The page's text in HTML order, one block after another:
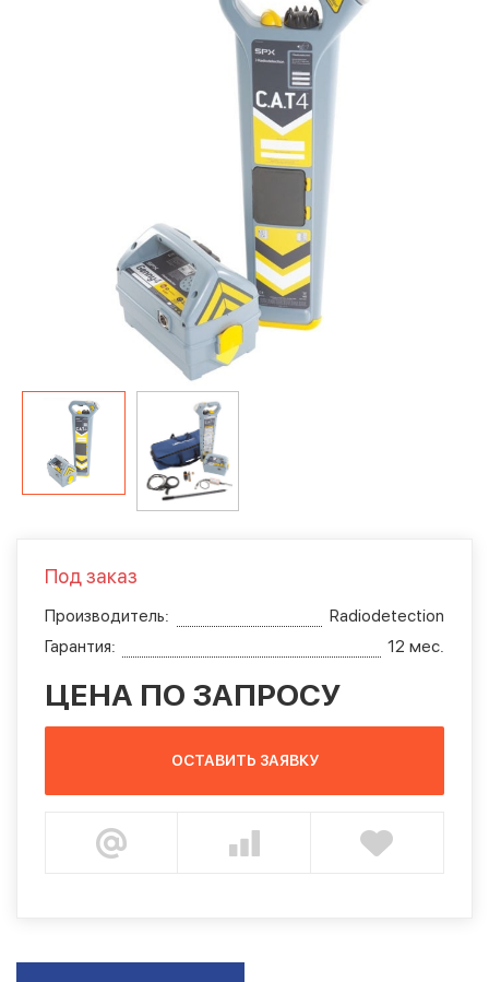
Под заказ
Производитель:
Radiodetection
Гарантия:
12 мес.
ЦЕНА ПО ЗАПРОСУ
ОСТАВИТЬ ЗАЯВКУ